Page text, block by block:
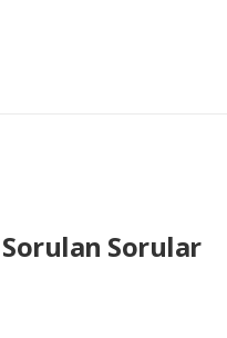
Sorulan Sorular